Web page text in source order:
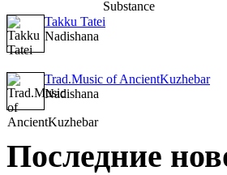
Takku Tatei
Nadishana
Trad.Music of AncientKuzhebar
Nadishana
Последние